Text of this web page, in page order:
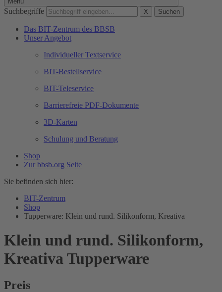
Suchbegriffe X Suchen
Das BIT-Zentrum des BBSB
Unser Angebot
Individueller Textservice
BIT-Bestellservice
BIT-Teleservice
Barrierefreie PDF-Dokumente
3D-Karten
Schulung und Beratung
Shop
Zur bbsb.org Seite
Sie befinden sich hier:
BIT-Zentrum
Shop
Tupperware: Klein und rund. Silikonform, Kreativa
Klein und rund. Silikonform,
KreativaTupperware
Preis